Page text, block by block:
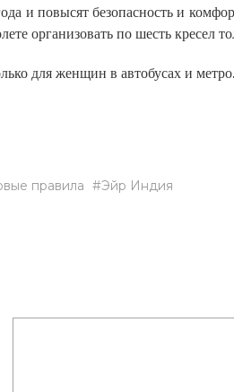
и повысят безопасность и
организовать по шесть кресел
для женщин в автобусах и
правила Эйр Индия